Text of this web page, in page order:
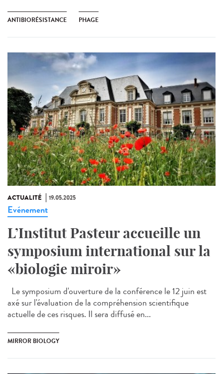
ANTIBIORÉSISTANCE PHAGE
ACTUALITÉ 19.05.2025
Evénement
L’Institut Pasteur accueille un
symposium international sur la
«biologie miroir»
Le symposium d'ouverture de la conférence le 12 juin est
axé sur l'évaluation de la compréhension scientifique
actuelle de ces risques. Il sera diffusé en...
MIRROR BIOLOGY